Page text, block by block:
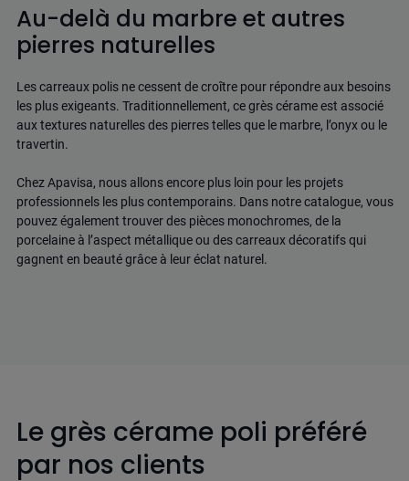
Au-delà du marbre et autres
pierres naturelles
Les carreaux polis ne cessent de croître pour répondre aux besoins
les plus exigeants. Traditionnellement, ce grès cérame est associé
aux textures naturelles des pierres telles que le marbre, l’onyx ou le
travertin.
Chez Apavisa, nous allons encore plus loin pour les projets
professionnels les plus contemporains. Dans notre catalogue, vous
pouvez également trouver des pièces monochromes, de la
porcelaine à l’aspect métallique ou des carreaux décoratifs qui
gagnent en beauté grâce à leur éclat naturel.
Le grès cérame poli préféré
par nos clients